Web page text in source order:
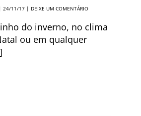
| 24/11/17 | DEIXE UM COMENTÁRIO
do inverno, no clima
ou em qualquer